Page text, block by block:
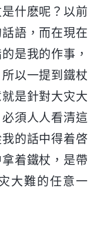
什麽呢？以前
語，而在現在
是我的作事，
以一提到鐵杖
是針對大灾大
須人人看清這
的話中得着啓
着鐵杖，是帶
大難的任意一